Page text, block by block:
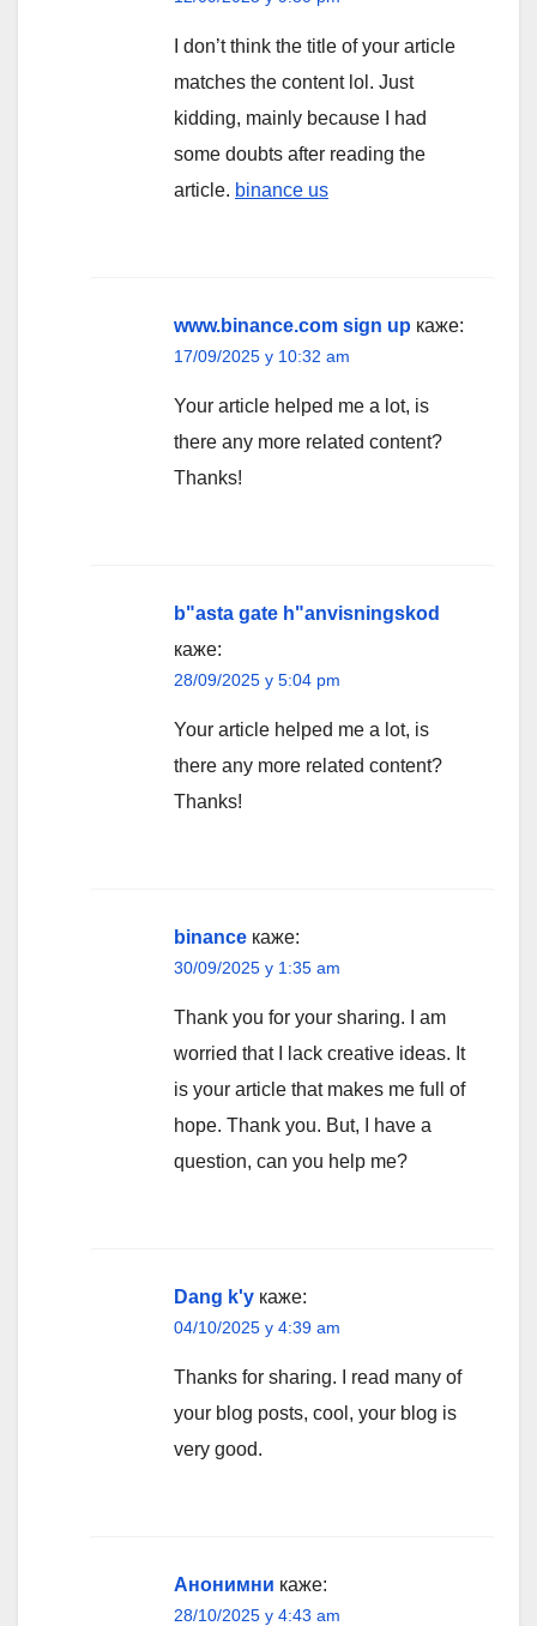
I don’t think the title of your article
matches the content lol. Just
kidding, mainly because I had
some doubts after reading the
article. binance us
www.binance.com sign up каже:
17/09/2025 у 10:32 am
Your article helped me a lot, is
there any more related content?
Thanks!
b"asta gate h"anvisningskod
каже:
28/09/2025 у 5:04 pm
Your article helped me a lot, is
there any more related content?
Thanks!
binance каже:
30/09/2025 у 1:35 am
Thank you for your sharing. I am
worried that I lack creative ideas. It
is your article that makes me full of
hope. Thank you. But, I have a
question, can you help me?
Dang k'y каже:
04/10/2025 у 4:39 am
Thanks for sharing. I read many of
your blog posts, cool, your blog is
very good.
Анонимни каже:
28/10/2025 у 4:43 am